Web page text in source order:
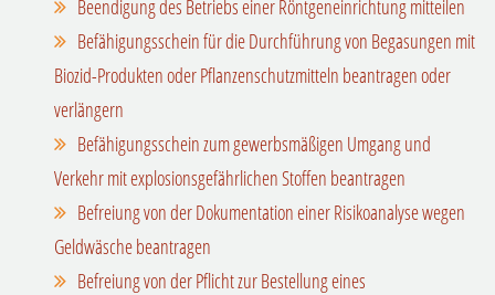
Beendigung des Betriebs einer Röntgeneinrichtung mitteilen
Befähigungsschein für die Durchführung von Begasungen mit
Biozid-Produkten oder Pflanzenschutzmitteln beantragen oder
verlängern
Befähigungsschein zum gewerbsmäßigen Umgang und
Verkehr mit explosionsgefährlichen Stoffen beantragen
Befreiung von der Dokumentation einer Risikoanalyse wegen
Geldwäsche beantragen
Befreiung von der Pflicht zur Bestellung eines